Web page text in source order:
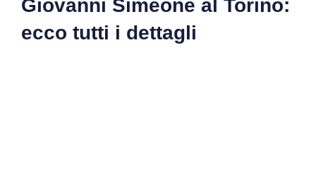
Giovanni Simeone al Torino:
ecco tutti i dettagli